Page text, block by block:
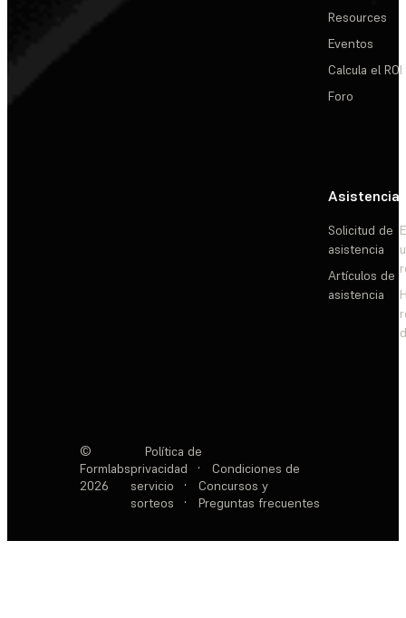
Resources
Eventos
Calcula el ROI
Foro
Asistencia
Solicitud de
asistencia
Artículos de
asistencia
©
Formlabs
2026
Política de
privacidad
·
Condiciones de
servicio
·
Concursos y
sorteos
· Preguntas frecuentes